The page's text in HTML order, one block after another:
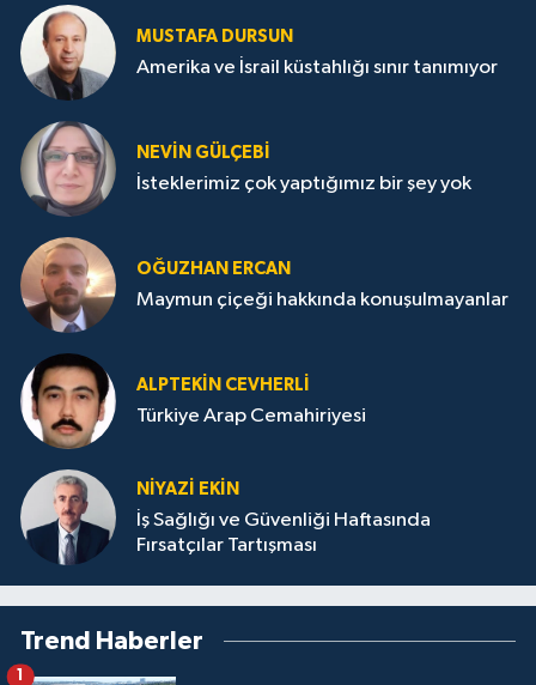
MUSTAFA DURSUN
Amerika ve İsrail küstahlığı sınır tanımıyor
NEVİN GÜLÇEBİ
İsteklerimiz çok yaptığımız bir şey yok
OĞUZHAN ERCAN
Maymun çiçeği hakkında konuşulmayanlar
ALPTEKİN CEVHERLİ
Türkiye Arap Cemahiriyesi
NİYAZİ EKİN
İş Sağlığı ve Güvenliği Haftasında
Fırsatçılar Tartışması
Trend Haberler
1